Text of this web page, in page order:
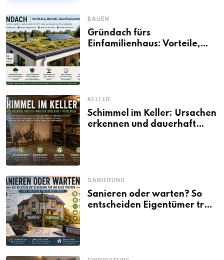
BAUEN
Gründach fürs
Einfamilienhaus: Vorteile,
KELLER
Schimmel im Keller: Ursachen
erkennen und dauerhaft
SANIERUNG
Sanieren oder warten? So
entscheiden Eigentümer trotz